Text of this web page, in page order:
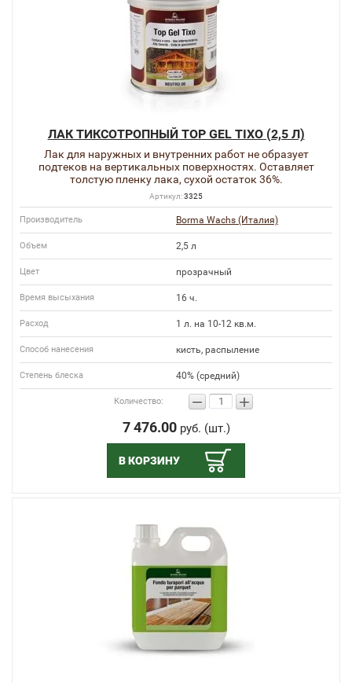
ЛАК ТИКСОТРОПНЫЙ TOP GEL TIXO (2,5 Л)
Лак для наружных и внутренних работ не образует
подтеков на вертикальных поверхностях. Оставляет
толстую пленку лака, сухой остаток 36%.
Артикул:3325
Производитель Borma Wachs (Италия)
Объем 2,5 л
Цвет прозрачный
Время высыхания 16 ч.
Расход 1 л. на 10-12 кв.м.
Способ нанесения кисть, распыление
Степень блеска 40% (средний)
Количество: − +
7 476.00руб. (шт.)
В КОРЗИНУ